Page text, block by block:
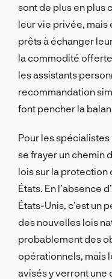
sont de plus en plus
leur vie privée, mais
prêts à échanger
la commodité offerte
les assistants
recommandation
font pencher la
Pour les
se frayer un chemin
lois sur la protection
États. En l’absence
États-Unis, c’est un
des nouvelles lois
probablement des
opérationnels, mais
avisés y verront une